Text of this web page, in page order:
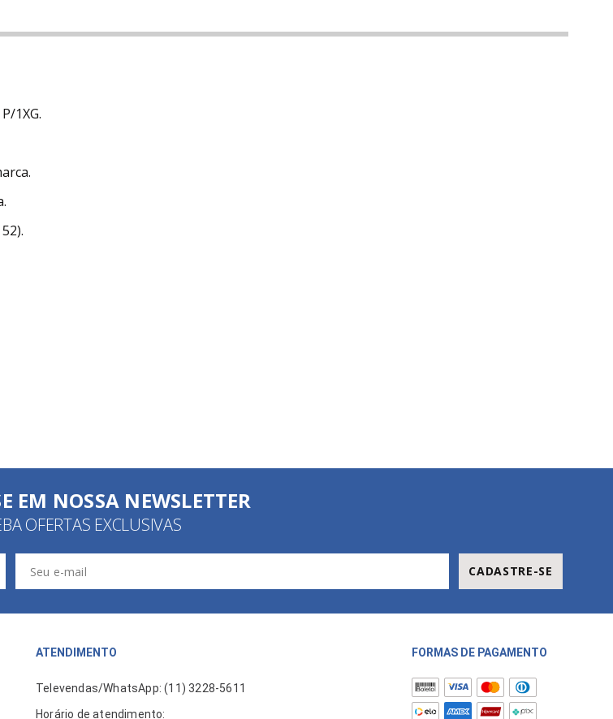
1XG.
EM NOSSA NEWSLETTER
OFERTAS EXCLUSIVAS
CADASTRE-SE
ATENDIMENTO
Televendas/WhatsApp: (11) 3228-5611
Horário de atendimento:
FORMAS DE PAGAMENTO